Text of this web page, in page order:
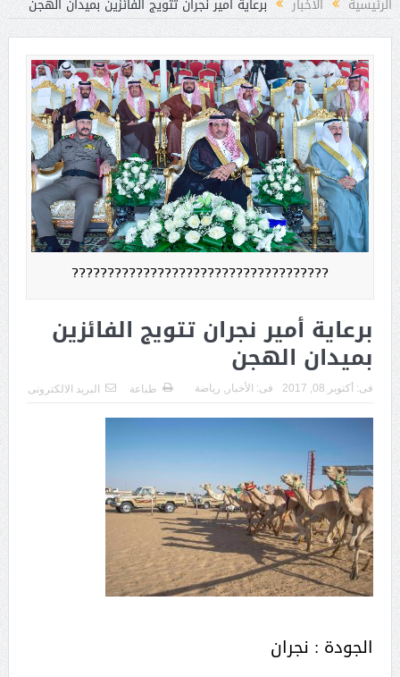
????????????????????????????????????
برعاية أمير نجران تتويج الفائزين
بميدان الهجن
فى: أكتوبر 08, 2017 فى: الأخبار رياضة طباعة البريد الالكترونى
الجودة : نجران